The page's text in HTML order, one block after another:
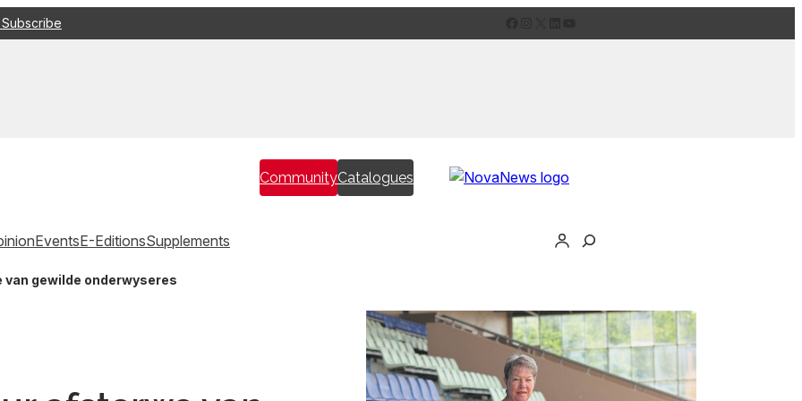
CommunityCatalogues
EventsE-EditionsSupplements
gewilde onderwyseres